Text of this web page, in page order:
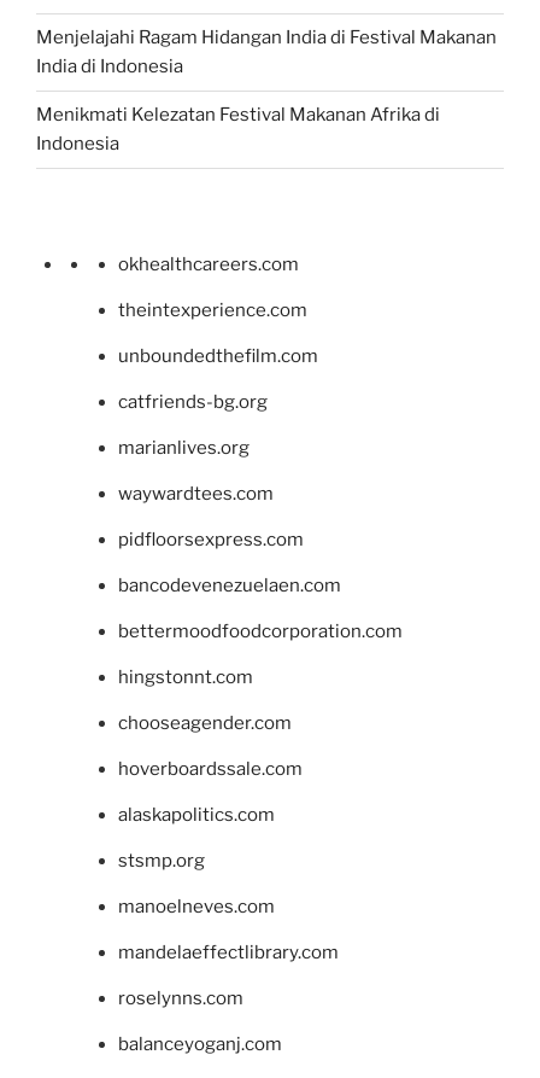
Menjelajahi Ragam Hidangan India di Festival Makanan
India di Indonesia
Menikmati Kelezatan Festival Makanan Afrika di
Indonesia
okhealthcareers.com
theintexperience.com
unboundedthefilm.com
catfriends-bg.org
marianlives.org
waywardtees.com
pidfloorsexpress.com
bancodevenezuelaen.com
bettermoodfoodcorporation.com
hingstonnt.com
chooseagender.com
hoverboardssale.com
alaskapolitics.com
stsmp.org
manoelneves.com
mandelaeffectlibrary.com
roselynns.com
balanceyoganj.com